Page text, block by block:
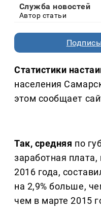
Служба новостей
Автор статьи
Статистики
населения
этом сообщает
Так, средняя по
заработная
2016 года,
на 2,9% больше,
чем в марте 2015